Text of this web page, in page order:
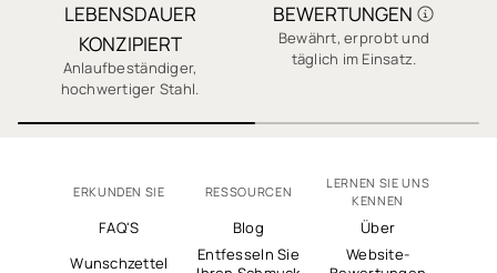
✓ Tausende 5-Sterne-Bewertungen
LEBENSDAUER
KONZIPIERT
Anlaufbeständiger,
hochwertiger Stahl.
BEWERTUNGEN
Bewährt, erprobt und
täglich im Einsatz.
ERKUNDEN SIE
FAQ'S
Wunschzettel
RESSOURCEN
Blog
Entfesseln Sie
LERNEN SIE UNS
KENNEN
Über
Website-